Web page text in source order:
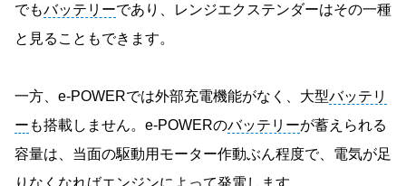
でもバッテリーであり、レンジエクステンダーはその一種
と見ることもできます。
一方、e-POWERでは外部充電機能がなく、大型バッテリ
ー も搭載しません。e-POWERのバッテリーが蓄えられる
容量は、当面の駆動用モーター作動ぶん程度で、電気が足
りなくなればエンジンによって発電します。